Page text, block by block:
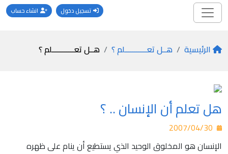
تسجيل دخول انشاء حساب
الرئيسية هــل تعـــــــــــلم ؟ هــل تعـــــــــــلم ؟
هل تعلم أن الإنسان .. ؟
الإنسان هو المخلوق الوحيد الذي يستطيع أن ينام على ظهره